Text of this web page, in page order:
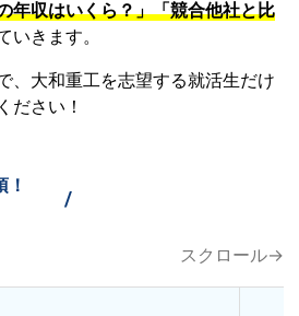
年収はいくら？」「競合他社と比
いきます。
、大和重工を志望する就活生だけ
ださい！
/
スクロール→